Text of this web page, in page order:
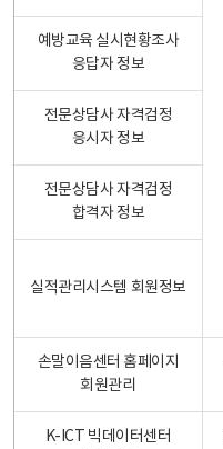
예방교육 실시현황조사
응답자 정보
전문상담사 자격검정
응시자 정보
전문상담사 자격검정
합격자 정보
실적관리시스템 회원정보
손말이음센터 홈페이지
회원관리
K-ICT 빅데이터센터